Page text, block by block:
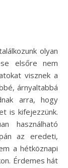
elsőre nem
visznek a
árnyaltabbá
arra, hogy
is kifejezzünk.
használható
az eredeti,
a hétköznapi
Érdemes hát